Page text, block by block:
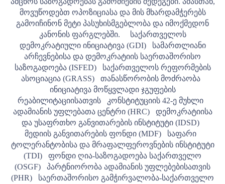
მოვუწოდებთ ოპოზიციასა და მის მხარდამჭერებს
გამოიჩინონ მეტი პასუხისმგებლობა და იმოქმედონ
კანონის ფარგლებში.
საქართველოს
დემოკრატიული ინიციატივა (GDI)
სამართლიანი
არჩევნებისა და დემოკრატიის საერთაშორისო
საზოგადოება (ISFED)
საქართველოს რეფორმების
ასოციაცია (GRASS)
თანასწორობის მოძრაობა
ინიციატივა მოწყვლადი ჯგუფების
რეაბილიტაციისათვის
კონსტიტუციის 42-ე მუხლი
ადამიანის უფლებათა ცენტრი (HRC)
დემოკრატიისა
და უსაფრთხო განვითარების ინსტიტუტი (IDSD)
მედიის განვითარების ფონდი (MDF)
საფარი
ტოლერანტობისა და მრაფალფეროვნების ინსტიტუტი
(TDI)
ფონდი ღია-საზოგადოება საქართველო
(OSGF)
პარტნიორობა ადამიანის უფლებებისათვის
(PHR)
საერთაშორისო გამჭირვალობა-საქართველო